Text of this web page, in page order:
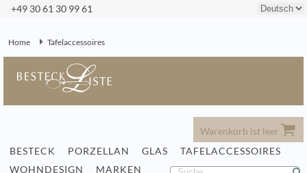
+49 30 61 30 99 61
Home Tafelaccessoires
Warenkorb ist leer
BESTECK
PORZELLAN GLAS
TAFELACCESSOIRES
WOHNDESIGN
MARKEN